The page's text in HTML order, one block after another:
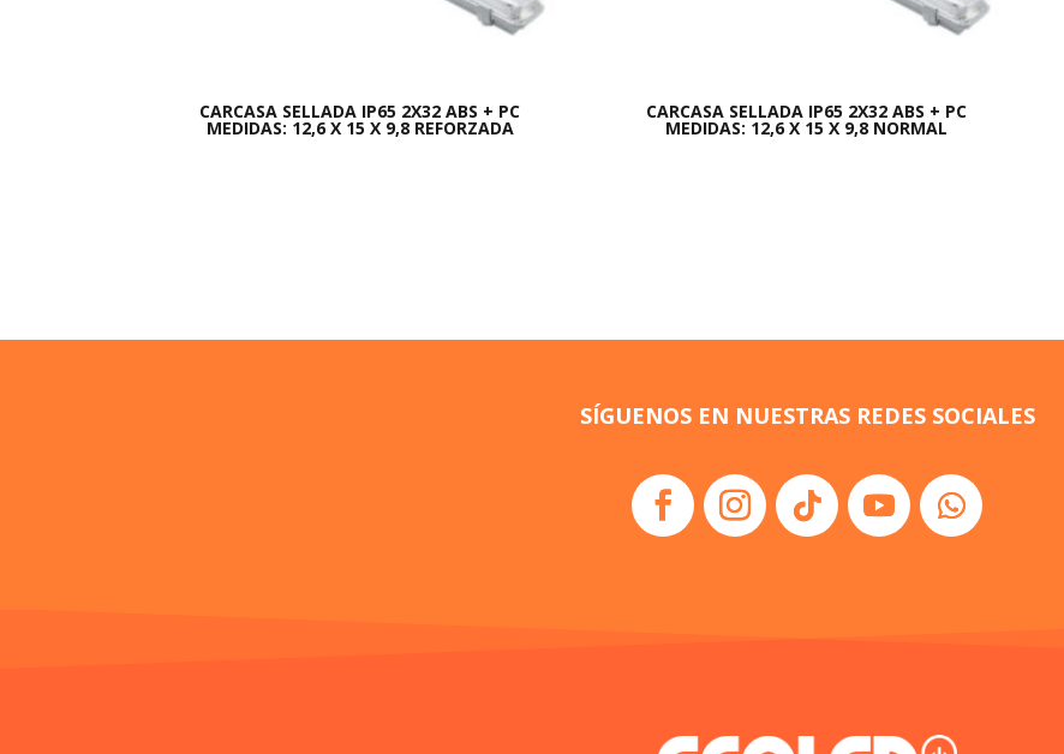
CARCASA SELLADA IP65 2X32 ABS + PC
MEDIDAS: 12,6 X 15 X 9,8 REFORZADA
CARCASA SELLADA IP65 2X32 ABS + PC
MEDIDAS: 12,6 X 15 X 9,8 NORMAL
SÍGUENOS EN NUESTRAS REDES SOCIALES